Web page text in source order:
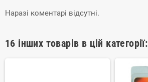
Наразі коментарі відсутні.
16 інших товарів в цій категорії: